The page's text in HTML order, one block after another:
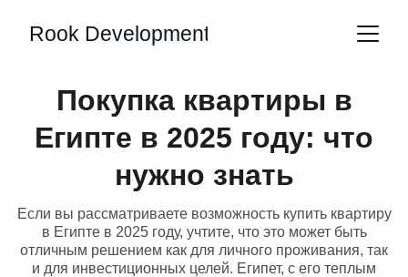
Rook Development
Покупка квартиры в
Египте в 2025 году: что
нужно знать
Если вы рассматриваете возможность купить квартиру
в Египте в 2025 году, учтите, что это может быть
отличным решением как для личного проживания, так
и для инвестиционных целей. Египет, с его теплым